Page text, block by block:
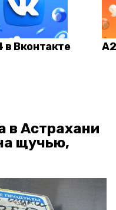
в Вконтакте
в Астрахани
щучью,